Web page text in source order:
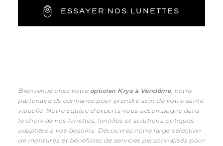
ESSAYER NOS LUNETTES
Bienvenue chez votre opticien Krys à Vendôme, votre
partenaire de confiance pour prendre soin de votre santé
visuelle. Notre équipe d'experts vous accompagne dans
le choix de vos lunettes, lentilles et solutions optiques
adaptées à vos besoins. Découvrez notre large sélection
de montures et bénéficiez de services personnalisés pour